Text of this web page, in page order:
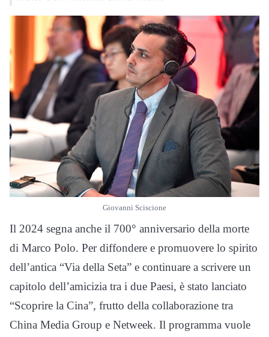
Giovanni Sciscione
Il 2024 segna anche il 700° anniversario della morte
di Marco Polo. Per diffondere e promuovere lo spirito
dell’antica “Via della Seta” e continuare a scrivere un
capitolo dell’amicizia tra i due Paesi, è stato lanciato
“Scoprire la Cina”, frutto della collaborazione tra
China Media Group e Netweek. Il programma vuole